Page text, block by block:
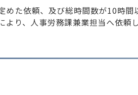
めた依頼、及び総時間数が10時
より、人事労務課兼業担当へ依頼